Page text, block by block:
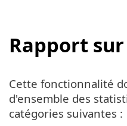
Rapport
Cette fonctionnalité
d'ensemble des
catégories suivantes :